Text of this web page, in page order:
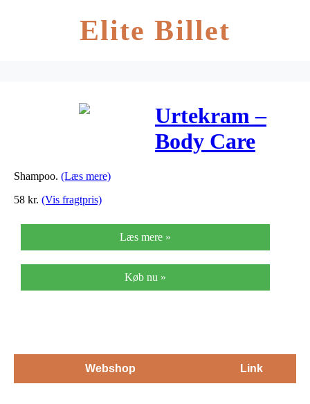
Elite Billet
Urtekram –
Body Care
Rose – 500 ml
Shampoo. (Læs mere)
58 kr. (Vis fragtpris)
Læs mere »
Køb nu »
Webshop Link